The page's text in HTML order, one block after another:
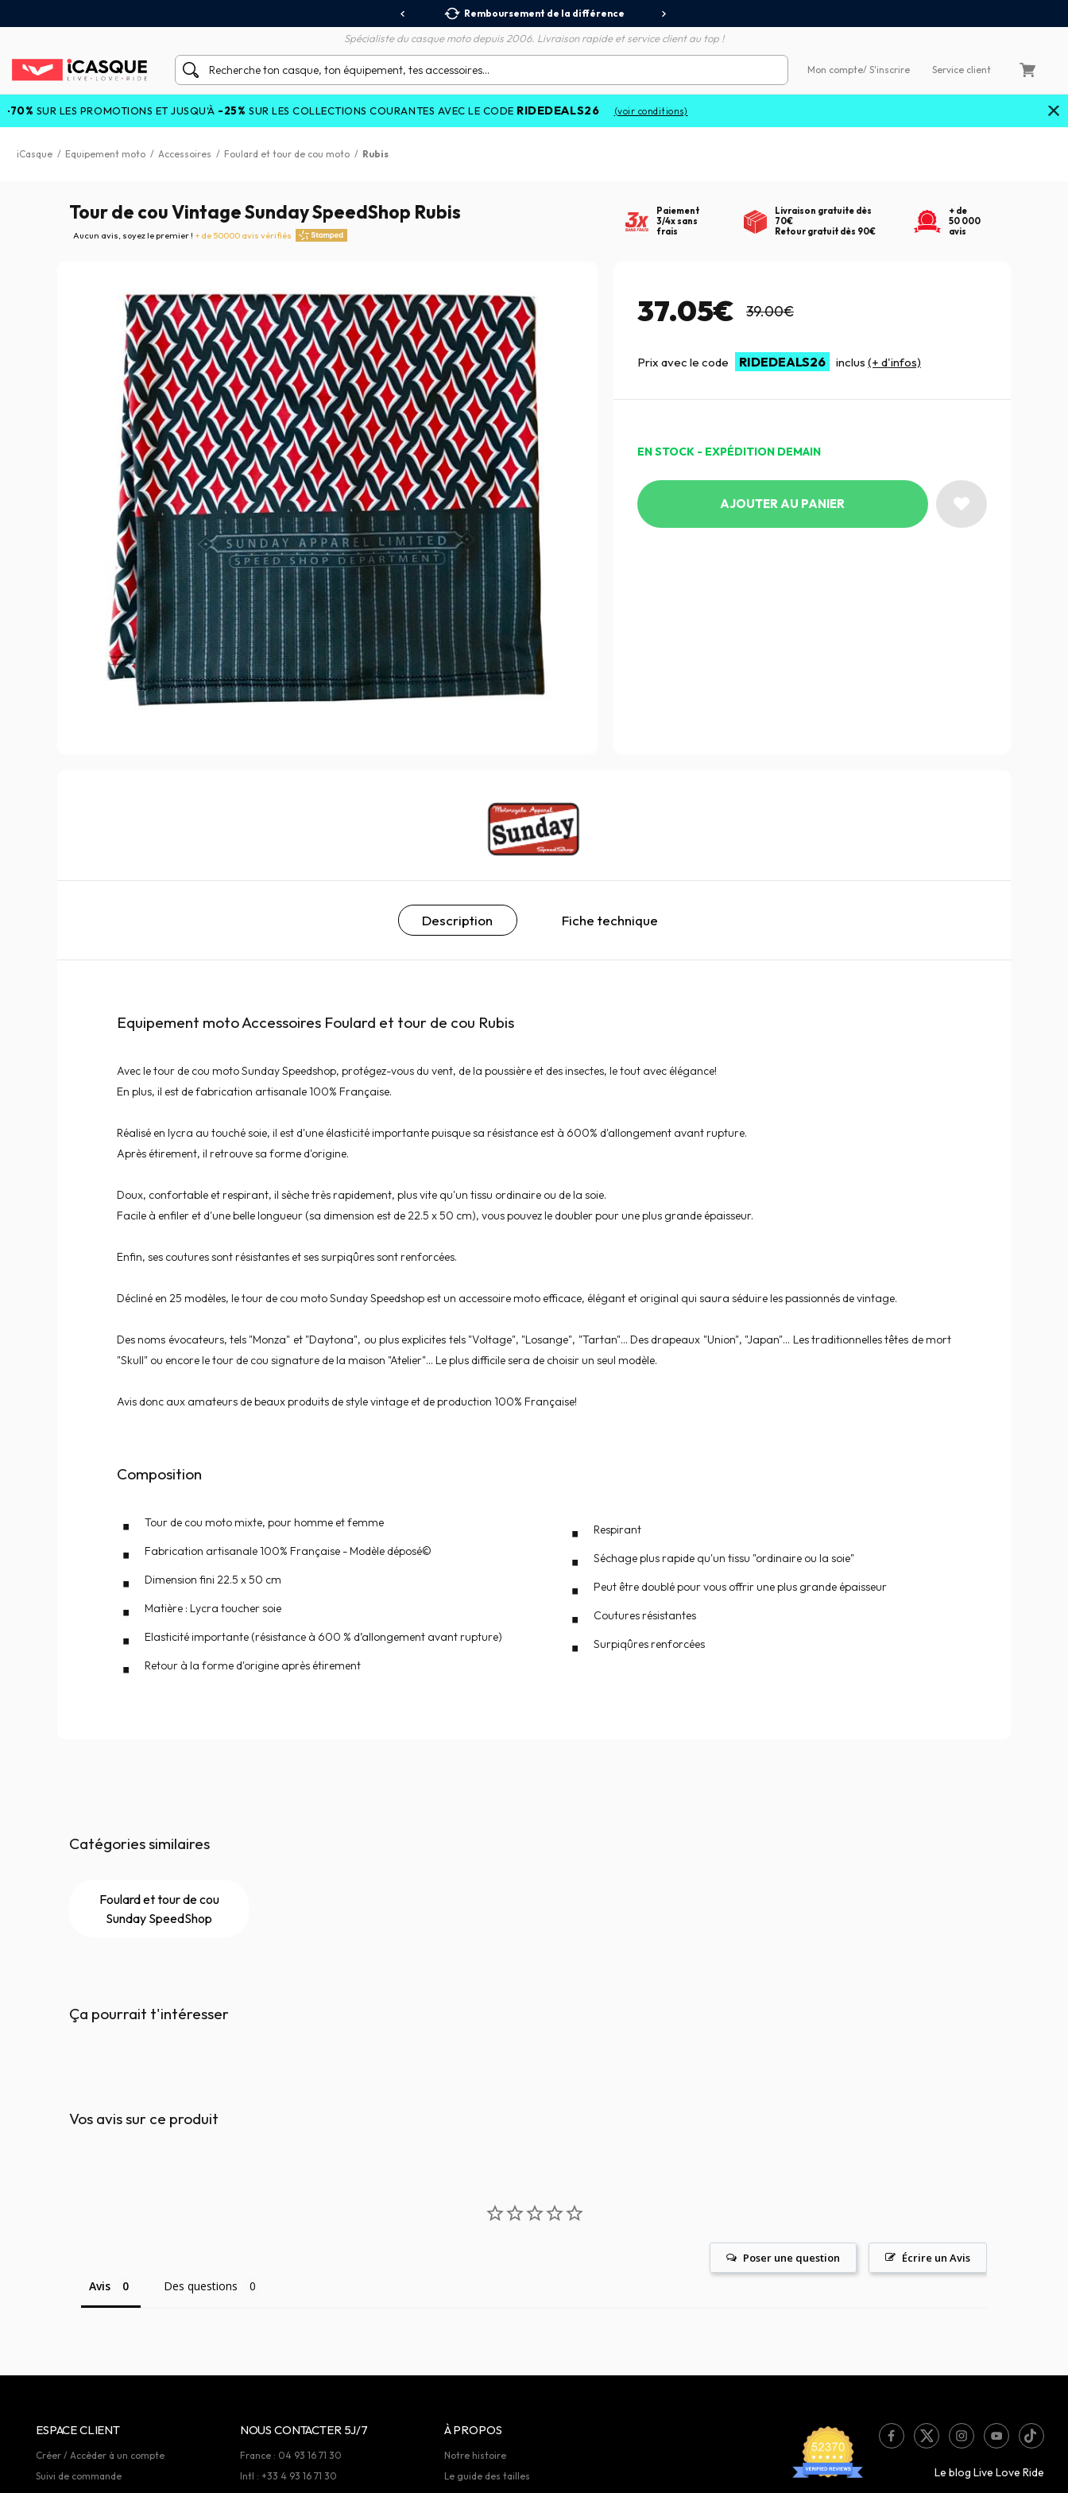
Remboursement de la différence
Spécialiste du casque moto depuis 2006. Livraison rapide et service client au top !
Mon compte/ S'inscrire Service client
PROMOTIONS ET JUSQU'À-25%SUR LES COLLECTIONS COURANTES AVEC LE CODERIDEDEALS26 (voir conditions)
iCasque / Equipement moto / Accessoires / Foulard et tour de cou moto / Rubis
Tour de cou Vintage Sunday SpeedShop Rubis
Aucun avis, soyez le premier ! + de 50000 avis vérifiés
Paiement
3/4x sans
frais
Livraison gratuite dès
70€
Retour gratuit dès 90€
+ de
50 000
avis
37.05€ 39.00€
Prix avec le code RIDEDEALS26 inclus (+ d'infos)
EN STOCK - EXPÉDITION DEMAIN
AJOUTER AU PANIER
Description Fiche technique
Equipement moto Accessoires Foulard et tour de cou Rubis
Avec le tour de cou moto Sunday Speedshop, protégez-vous du vent, de la poussière et des insectes, le tout avec élégance!
En plus, il est de fabrication artisanale 100% Française.
Réalisé en lycra au touché soie, il est d'une élasticité importante puisque sa résistance est à 600% d'allongement avant rupture.
Après étirement, il retrouve sa forme d'origine.
Doux, confortable et respirant, il sèche très rapidement, plus vite qu'un tissu ordinaire ou de la soie.
Facile à enfiler et d'une belle longueur (sa dimension est de 22.5 x 50 cm), vous pouvez le doubler pour une plus grande épaisseur.
Enfin, ses coutures sont résistantes et ses surpiqûres sont renforcées.
Décliné en 25 modèles, le tour de cou moto Sunday Speedshop est un accessoire moto efficace, élégant et original qui saura séduire les passionnés de vintage.
Des noms évocateurs, tels "Monza" et "Daytona", ou plus explicites tels "Voltage", "Losange", "Tartan"... Des drapeaux "Union", "Japan"... Les traditionnelles têtes de mort
"Skull" ou encore le tour de cou signature de la maison "Atelier"... Le plus difficile sera de choisir un seul modèle.
Avis donc aux amateurs de beaux produits de style vintage et de production 100% Française!
Composition
Tour de cou moto mixte, pour homme et femme
Fabrication artisanale 100% Française - Modèle déposé©
Dimension fini 22.5 x 50 cm
Matière : Lycra toucher soie
Elasticité importante (résistance à 600 % d’allongement avant rupture)
Retour à la forme d'origine après étirement
Respirant
Séchage plus rapide qu'un tissu "ordinaire ou la soie"
Peut être doublé pour vous offrir une plus grande épaisseur
Coutures résistantes
Surpiqûres renforcées
Catégories similaires
Foulard et tour de cou
Sunday SpeedShop
Ça pourrait t'intéresser
Vos avis sur ce produit
Écrire un Avis
Poser une question
Avis Des questions
ESPACE CLIENT
Créer / Accèder à un compte
Suivi de commande
NOUS CONTACTER 5J/7
France : 04 93 16 71 30
Intl : +33 4 93 16 71 30
À PROPOS
Notre histoire
Le guide des tailles
Le blog Live Love Ride